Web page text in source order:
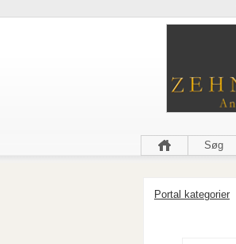
Søg
Portal kategorier